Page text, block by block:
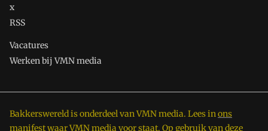
x
RSS
Vacatures
Werken bij VMN media
Bakkerswereld is onderdeel van VMN media. Lees inons
manifestwaar VMN media voor staat. Op gebruik van deze